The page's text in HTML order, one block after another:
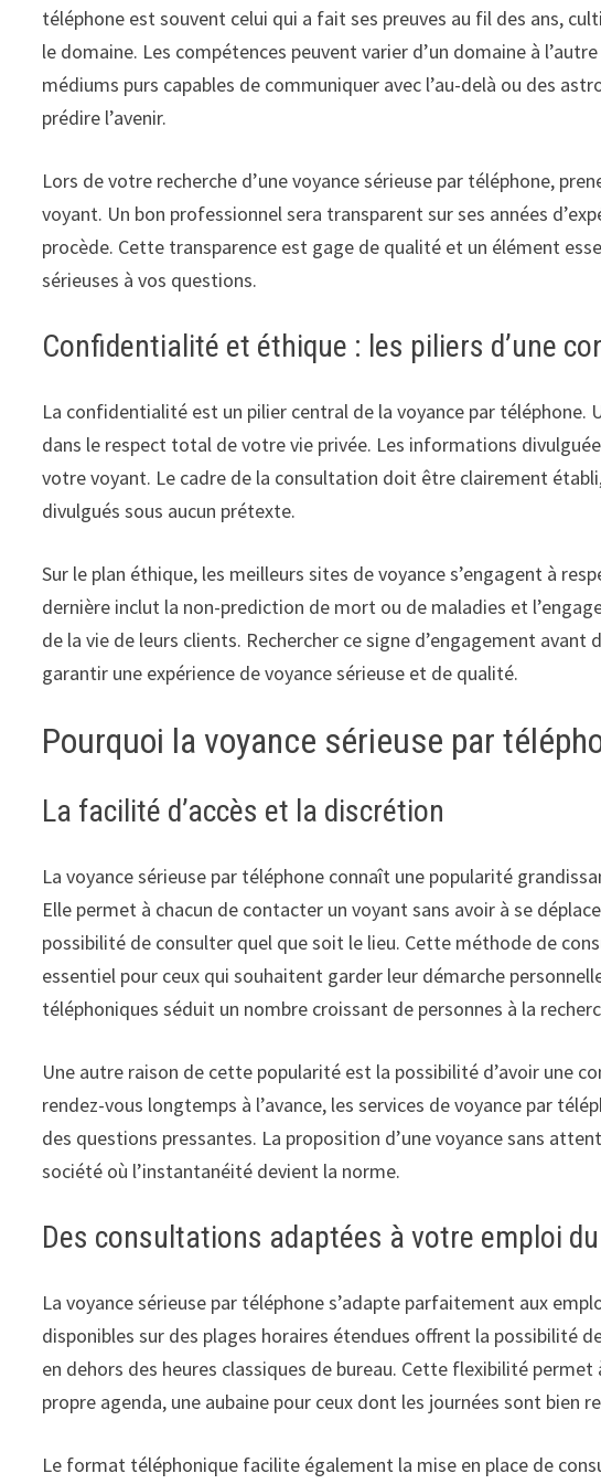
téléphone est souvent celui qui a fait ses preuves au fil des ans,
le domaine. Les compétences peuvent varier d’un domaine à
médiums purs capables de communiquer avec l’au-delà ou des
prédire l’avenir.
Lors de votre recherche d’une voyance sérieuse par téléphone,
voyant. Un bon professionnel sera transparent sur ses années
procède. Cette transparence est gage de qualité et un élément
sérieuses à vos questions.
Confidentialité et éthique : les piliers d’une
La confidentialité est un pilier central de la voyance par
dans le respect total de votre vie privée. Les informations
votre voyant. Le cadre de la consultation doit être clairement
divulgués sous aucun prétexte.
Sur le plan éthique, les meilleurs sites de voyance s’engagent à
dernière inclut la non-prediction de mort ou de maladies et
de la vie de leurs clients. Rechercher ce signe d’engagement
garantir une expérience de voyance sérieuse et de qualité.
Pourquoi la voyance sérieuse par
La facilité d’accès et la discrétion
La voyance sérieuse par téléphone connaît une popularité
Elle permet à chacun de contacter un voyant sans avoir à se
possibilité de consulter quel que soit le lieu. Cette méthode de
essentiel pour ceux qui souhaitent garder leur démarche
téléphoniques séduit un nombre croissant de personnes à la
Une autre raison de cette popularité est la possibilité d’avoir une
rendez-vous longtemps à l’avance, les services de voyance par
des questions pressantes. La proposition d’une voyance sans
société où l’instantanéité devient la norme.
Des consultations adaptées à votre emploi
La voyance sérieuse par téléphone s’adapte parfaitement aux
disponibles sur des plages horaires étendues offrent la possibilité
en dehors des heures classiques de bureau. Cette flexibilité
propre agenda, une aubaine pour ceux dont les journées sont bien
Le format téléphonique facilite également la mise en place de